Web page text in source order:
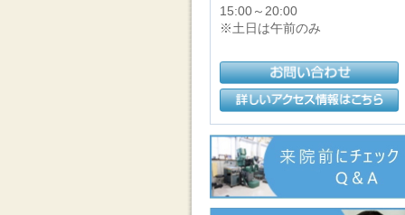
15:00～20:00
※土日は午前のみ